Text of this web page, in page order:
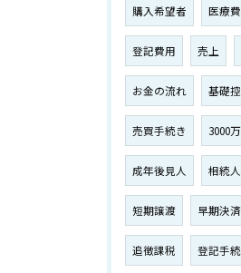
購入希望者 医療
登記費用 売上
お金の流れ 基礎
売買手続き 3000
成年後見人 相続人
短期譲渡 早期決済
追徴課税 登記手